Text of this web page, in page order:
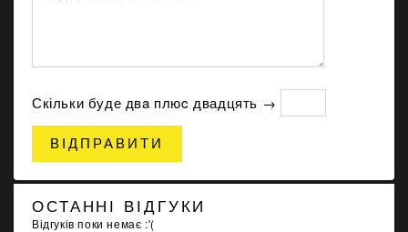
Скільки буде двa плюc двадцять →
ВІДПРАВИТИ
ОСТАННІ ВІДГУКИ
Відгуків поки немає :'(